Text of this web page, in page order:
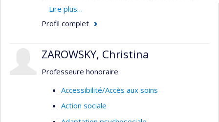
offrent les services et l’action intersectorielle.
Parmi mes travaux récents, il y a une recherche-
périnatal et familial en toxicomanie dans le
quartier Centre-Sud à Montréal. J’ai aussi été
l’Enquête québécoise sur le parcours préscolaire
des enfants de maternelle
visait notamment à décrire la diversité des
Lire plus…
Profil complet
ZAROWSKY, Christina
Professeure honoraire
Accessibilité/Accès aux soins
Action sociale